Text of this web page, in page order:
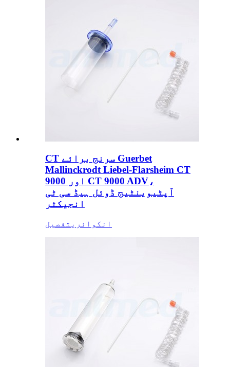
CT سرنج برائے Guerbet
Mallinckrodt Liebel-Flarsheim CT
9000 اور CT 9000 ADV،
آپٹیوینٹیج ڈوئل ہیڈ سی ٹی
انجیکٹر
انکوائری تفصیل